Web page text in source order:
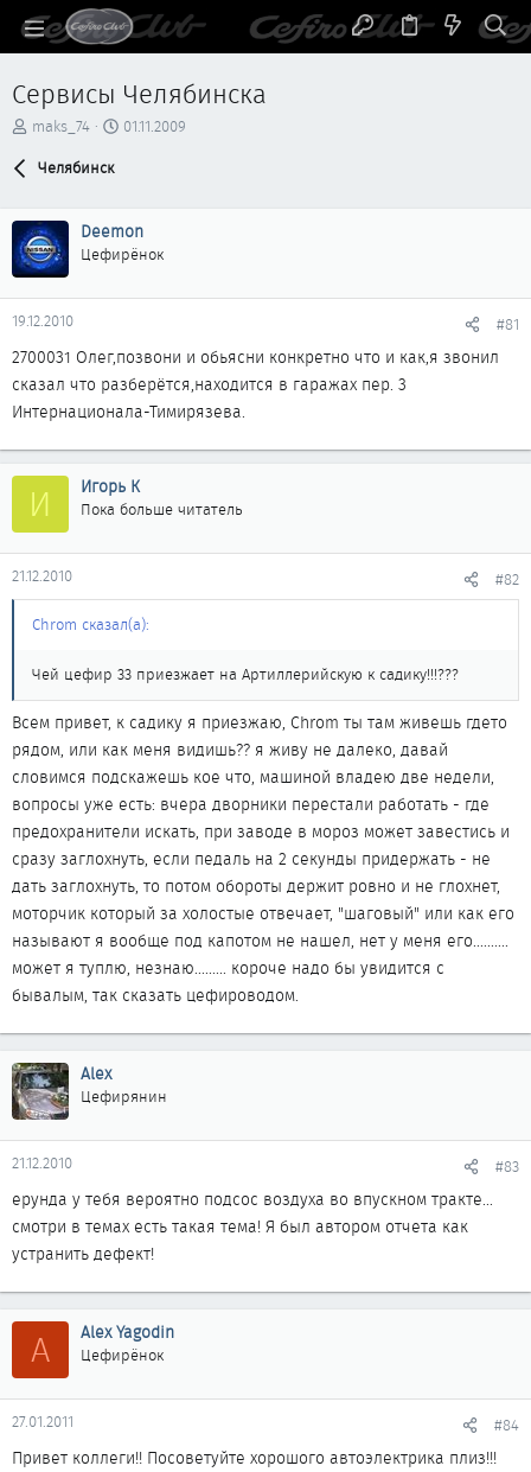
Сервисы Челябинска
А
т
е
м
ы
maks_74
Д
а
ч
л
01.11.2009
Челябинск
Deemon
Цефирёнок
19.12.2010 #81
2700031 Олег,позвони и обьясни конкретно что и как,я звонил
сказал что разберётся,находится в гаражах пер. 3
Интернационала-Тимирязева.
И Игорь К
Пока больше читатель
21.12.2010 #82
Chrom сказал(а):
Чей цефир 33 приезжает на Артиллерийскую к садику!!!???
Всем привет, к садику я приезжаю, Chrom ты там живешь гдето
рядом, или как меня видишь?? я живу не далеко, давай
словимся подскажешь кое что, машиной владею две недели,
вопросы уже есть: вчера дворники перестали работать - где
предохранители искать, при заводе в мороз может завестись и
сразу заглохнуть, если педаль на 2 секунды придержать - не
дать заглохнуть, то потом обороты держит ровно и не глохнет,
моторчик который за холостые отвечает, "шаговый" или как его
называют я вообще под капотом не нашел, нет у меня его..........
может я туплю, незнаю......... короче надо бы увидится с
бывалым, так сказать цефироводом.
Alex
Цефирянин
21.12.2010 #83
ерунда у тебя вероятно подсос воздуха во впускном тракте...
смотри в темах есть такая тема! Я был автором отчета как
устранить дефект!
A Alex Yagodin
Цефирёнок
27.01.2011 #84
Привет коллеги!! Посоветуйте хорошого автоэлектрика плиз!!!